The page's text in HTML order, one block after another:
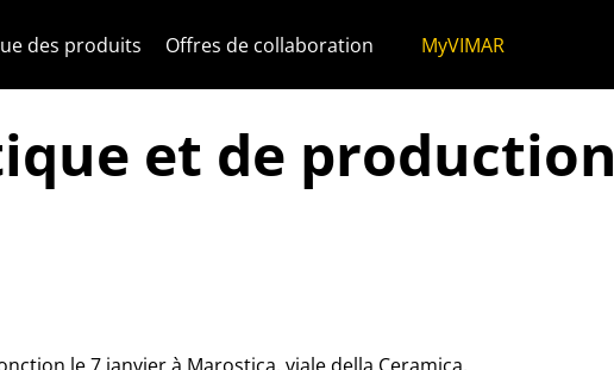
des produits Offres de collaboration MyVIMAR
et de production